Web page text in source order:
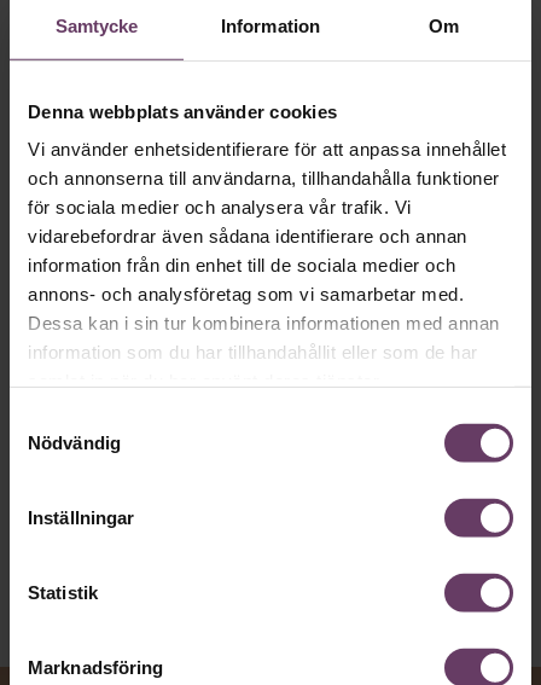
Samtycke Information Om
Denna webbplats använder cookies
Vi använder enhetsidentifierare för att anpassa innehållet
och annonserna till användarna, tillhandahålla funktioner
för sociala medier och analysera vår trafik. Vi
vidarebefordrar även sådana identifierare och annan
information från din enhet till de sociala medier och
annons- och analysföretag som vi samarbetar med.
Dessa kan i sin tur kombinera informationen med annan
information som du har tillhandahållit eller som de har
Nödvändig
Inställningar
Statistik
Marknadsföring
Skriv som en vd med en
app
MVH VD
Kan en app som förvandlar
text till korthugget vd-språk – utan
artighetsfraser, men gärna stavfel – vara
vägen för den som vill nå fram till
toppcheferna?
Text:Fredrik Kullberg
Publicerad2026-08-07